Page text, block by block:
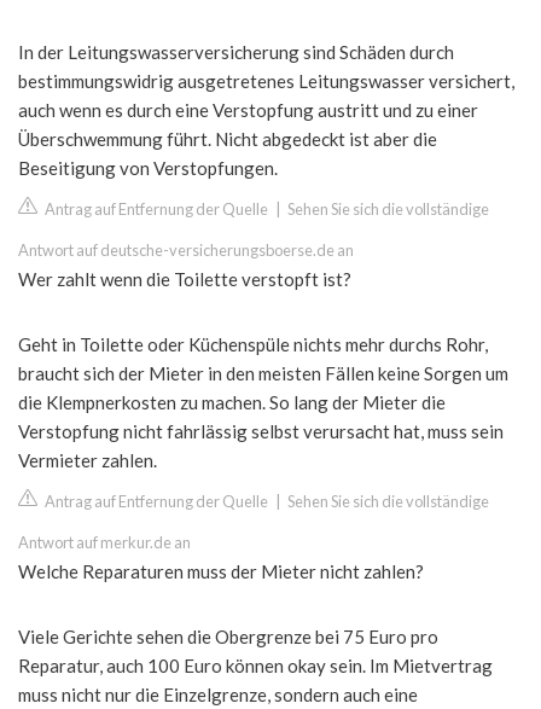
In der Leitungswasserversicherung sind Schäden durch
bestimmungswidrig ausgetretenes Leitungswasser versichert,
auch wenn es durch eine Verstopfung austritt und zu einer
Überschwemmung führt. Nicht abgedeckt ist aber die
Beseitigung von Verstopfungen.
Antrag auf Entfernung der Quelle Sehen Sie sich die vollständige
Antwort auf deutsche-versicherungsboerse.de an
Wer zahlt wenn die Toilette verstopft ist?
Geht in Toilette oder Küchenspüle nichts mehr durchs Rohr,
braucht sich der Mieter in den meisten Fällen keine Sorgen um
die Klempnerkosten zu machen. So lang der Mieter die
Verstopfung nicht fahrlässig selbst verursacht hat, muss sein
Vermieter zahlen.
Antrag auf Entfernung der Quelle Sehen Sie sich die vollständige
Antwort auf merkur.de an
Welche Reparaturen muss der Mieter nicht zahlen?
Viele Gerichte sehen die Obergrenze bei 75 Euro pro
Reparatur, auch 100 Euro können okay sein. Im Mietvertrag
muss nicht nur die Einzelgrenze, sondern auch eine